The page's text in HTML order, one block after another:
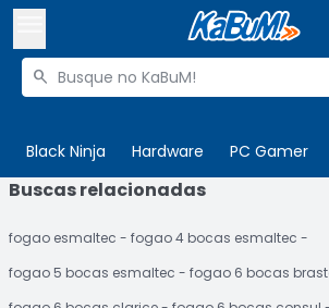
Buscar produtos

Black Ninja Hardware PC Gamer

 Departamentos
Cupons
ENTRE
CADASTRE-SE
Buscas relacionadas
fogao esmaltec
fogao 4 bocas esmaltec
fogao 5 bocas esmaltec
fogao 6 bocas